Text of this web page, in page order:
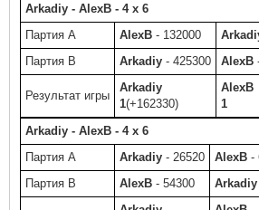
Arkadiy - AlexB - 4 x 6
Партия A
AlexB - 132000
Партия B
Arkadiy - 425300 AlexB
Результат игры
Arkadiy
1(+162330)
AlexB
1
Arkadiy - AlexB - 4 x 6
Партия A
Arkadiy - 26520 AlexB -
Партия B
AlexB - 54300 Arkadiy